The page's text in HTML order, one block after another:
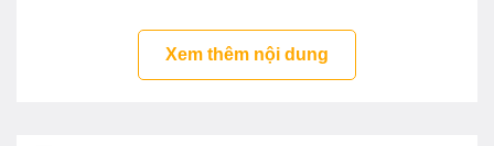
Xem thêm nội dung